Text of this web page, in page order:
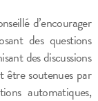
d’encourager
des questions
des discussions
être soutenues par
automatiques,